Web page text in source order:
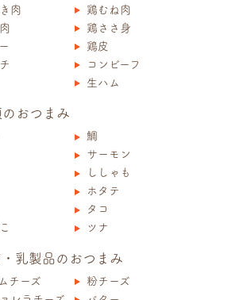
肉
鶏むね肉
鶏ささ身
鶏皮
コンビーフ
生ハム
おつまみ
鯛
サーモン
ししゃも
ホタテ
タコ
ツナ
・乳製品のおつまみ
チーズ
粉チーズ